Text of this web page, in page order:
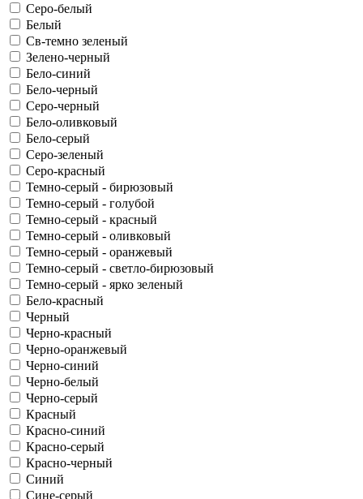
Серо-белый
Белый
Св-темно зеленый
Зелено-черный
Бело-синий
Бело-черный
Серо-черный
Бело-оливковый
Бело-серый
Серо-зеленый
Серо-красный
Темно-серый - бирюзовый
Темно-серый - голубой
Темно-серый - красный
Темно-серый - оливковый
Темно-серый - оранжевый
Темно-серый - светло-бирюзовый
Темно-серый - ярко зеленый
Бело-красный
Черный
Черно-красный
Черно-оранжевый
Черно-синий
Черно-белый
Черно-серый
Красный
Красно-синий
Красно-серый
Красно-черный
Синий
Сине-серый